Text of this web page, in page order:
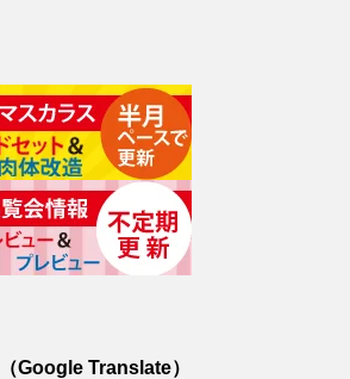
（Google Translate）